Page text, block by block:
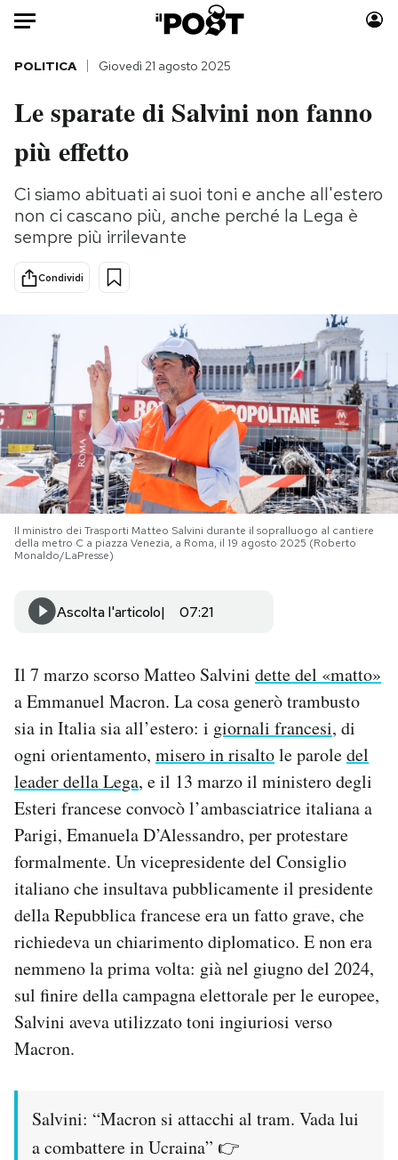
Auto
HOME
Italia
Politica
Tecnologia
Internet
Scienza
Sport
Consumismi
Storie/Idee
Mondiali calcio 2026
PODCAST
NEWSLETTER
I MIEI PREFERITI
SHOP
CALENDARIO
AREA PERSONALE
Area Personale
Newsletter
Notifiche mobile
Regala il Post
Hai bisogno di aiuto?
POLITICA Giovedì 21 agosto 2025
Le sparate di Salvini non fanno
più effetto
Ci siamo abituati ai suoi toni e anche all'estero
non ci cascano più, anche perché la Lega è
sempre più irrilevante
Condividi
Il ministro dei Trasporti Matteo Salvini durante il sopralluogo al cantiere
della metro C a piazza Venezia, a Roma, il 19 agosto 2025 (Roberto
Monaldo/LaPresse)
Ascolta l'articolo 07:21
Il 7 marzo scorso Matteo Salvini dette del «matto»
a Emmanuel Macron. La cosa generò trambusto
sia in Italia sia all’estero: i giornali francesi, di
ogni orientamento, misero in risaltole paroledel
leader della Lega, e il 13 marzo il ministero degli
Esteri francese convocò l’ambasciatrice italiana a
Parigi, Emanuela D’Alessandro, per protestare
formalmente. Un vicepresidente del Consiglio
italiano che insultava pubblicamente il presidente
della Repubblica francese era un fatto grave, che
richiedeva un chiarimento diplomatico. E non era
nemmeno la prima volta: già nel giugno del 2024,
sul finire della campagna elettorale per le europee,
Salvini aveva utilizzato toni ingiuriosi verso
Macron.
Salvini: “Macron si attacchi al tram. Vada lui
a combattere in Ucraina” 👉